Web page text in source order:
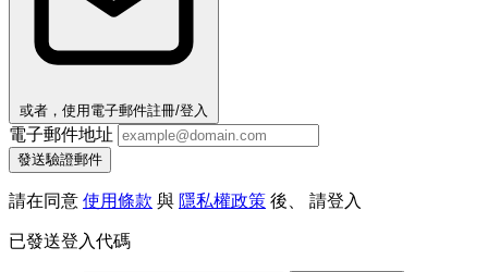
或者，使用電子郵件註冊/登入
電子郵件地址
發送驗證郵件
請在同意 使用條款 與 隱私權政策 後、 請登入
已發送登入代碼